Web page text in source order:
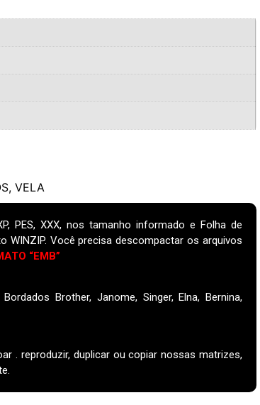
, VELA
PES, XXX, nos tamanho informado e Folha de
Você precisa descompactar os arquivos
“EMB”
Brother, Janome, Singer, Elna, Bernina,
. reproduzir, duplicar ou copiar nossas matrizes,